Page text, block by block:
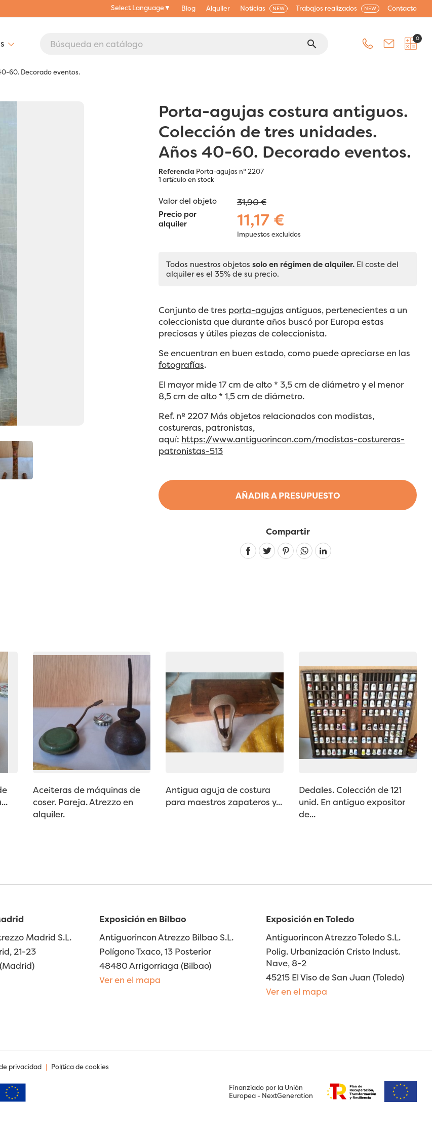
Select Language▼ Blog Alquiler Noticias NEW Trabajos realizados NEW Contacto
search 0
60. Decorado eventos.
Porta-agujas costura antiguos.
Colección de tres unidades.
Años 40-60. Decorado eventos.
Referencia Porta-agujas nº 2207
1 artículoen stock
AÑADIR A PRESUPUESTO
Valor del objeto 31,90 €
Precio por
alquiler
11,17 €
Impuestos excluidos
Todos nuestros objetos solo en régimen de alquiler. El coste del
alquiler es el 35% de su precio.
Conjunto de tres porta-agujas antiguos, pertenecientes a un
coleccionista que durante años buscó por Europa estas
preciosas y útiles piezas de coleccionista.
Se encuentran en buen estado, como puede apreciarse en las
fotografías.
El mayor mide 17 cm de alto * 3,5 cm de diámetro y el menor
8,5 cm de alto * 1,5 cm de diámetro.
Ref. nº 2207 Más objetos relacionados con modistas,
costureras, patronistas,
aquí: https://www.antiguorincon.com/modistas-costureras-
patronistas-513
Compartir
Linkedin
Aceiteras de máquinas de
coser. Pareja. Atrezzo en
alquiler.
Antigua aguja de costura
para maestros zapateros y...
Dedales. Colección de 121
unid. En antiguo expositor
de...
Madrid S.L.
21-23
Exposición en Bilbao
Antiguorincon Atrezzo Bilbao S.L.
Polígono Txaco, 13 Posterior
48480 Arrigorriaga (Bilbao)
Ver en el mapa
Exposición en Toledo
Antiguorincon Atrezzo Toledo S.L.
Polig. Urbanización Cristo Indust.
Nave, 8-2
45215 El Viso de San Juan (Toledo)
Ver en el mapa
privacidad | Política de cookies
Finanziado por la Unión
Europea - NextGeneration